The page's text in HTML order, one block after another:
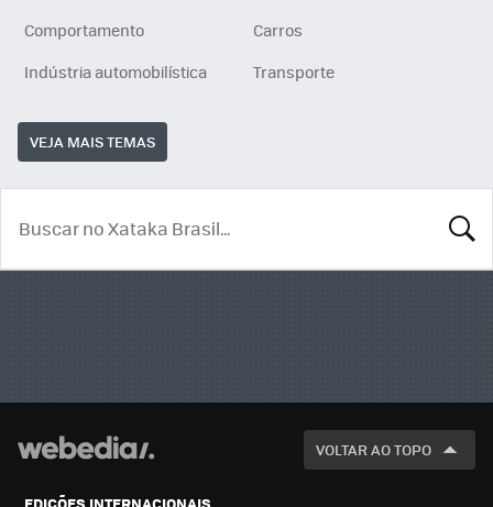
Comportamento
Carros
Indústria automobilística
Transporte
VEJA MAIS TEMAS
VOLTAR AO TOPO
EDIÇÕES INTERNACIONAIS